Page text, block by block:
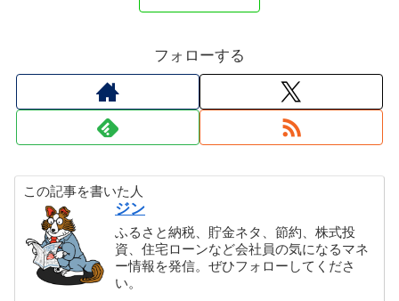
フォローする
この記事を書いた人
ジン
ふるさと納税、貯金ネタ、節約、株式投
資、住宅ローンなど会社員の気になるマネ
ー情報を発信。ぜひフォローしてくださ
い。